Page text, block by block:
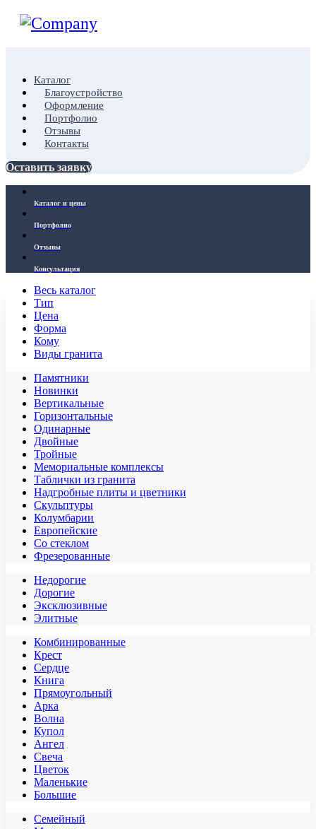
Каталог
Благоустройство
Оформление
Портфолио
Отзывы
Контакты
Оставить заявку
Каталог и цены
Портфолио
Отзывы
Консультация
Весь каталог
Тип
Цена
Форма
Кому
Виды гранита
Памятники
Новинки
Вертикальные
Горизонтальные
Одинарные
Двойные
Тройные
Мемориальные комплексы
Таблички из гранита
Надгробные плиты и цветники
Скульптуры
Колумбарии
Европейские
Со стеклом
Фрезерованные
Недорогие
Дорогие
Эксклюзивные
Элитные
Комбинированные
Крест
Сердце
Книга
Прямоугольный
Арка
Волна
Купол
Ангел
Свеча
Цветок
Маленькие
Большие
Семейный